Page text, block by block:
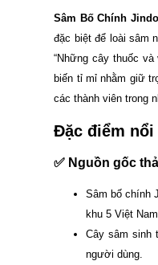
Sâm Bố Chính
đặc biệt để loài sâm
“Những cây thuốc
biến tỉ mỉ nhằm giữ
các thành viên trong
Đặc điểm nổi
✅ Nguồn gốc
Sâm bố chính
khu 5 Việt Nam.
Cây sâm sinh
người dùng.